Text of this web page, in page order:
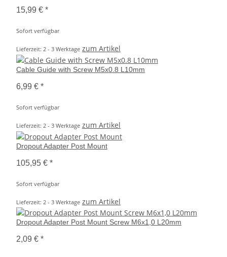
15,99 € *
Sofort verfügbar
Lieferzeit: 2 - 3 Werktage zum Artikel
Cable Guide with Screw M5x0.8 L10mm
6,99 € *
Sofort verfügbar
Lieferzeit: 2 - 3 Werktage zum Artikel
Dropout Adapter Post Mount
105,95 € *
Sofort verfügbar
Lieferzeit: 2 - 3 Werktage zum Artikel
Dropout Adapter Post Mount Screw M6x1,0 L20mm
2,09 € *